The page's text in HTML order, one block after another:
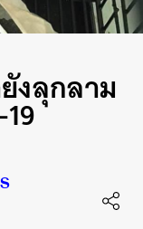
งลุกลาม